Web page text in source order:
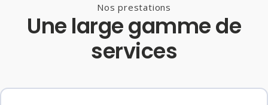
Nos prestations
Une large gamme de
services